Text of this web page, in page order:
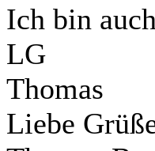
Ich bin
LG
Thomas
Liebe